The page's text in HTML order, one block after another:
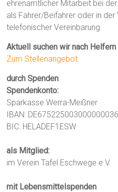
ehrenamtlicher Mitarbeit bei
als Fahrer/Beifahrer oder in
telefonischer Vereinbarung.
Aktuell suchen wir nach
Zum Stellenangebot
durch Spenden:
Spendenkonto:
Sparkasse Werra-Meißner
IBAN:
BIC: HELADEF1ESW
als Mitglied:
im Verein Tafel Eschwege e.V.
mit Lebensmittelspenden